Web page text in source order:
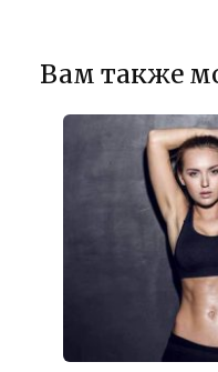
Вам также